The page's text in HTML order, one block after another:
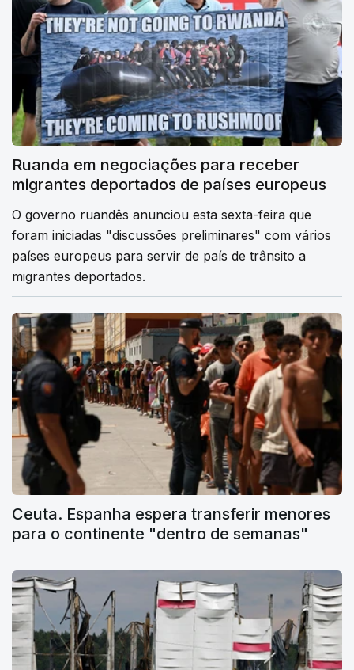
Ruanda em negociações para receber
migrantes deportados de países europeus
O governo ruandês anunciou esta sexta-feira que
foram iniciadas "discussões preliminares" com vários
países europeus para servir de país de trânsito a
migrantes deportados.
Ceuta. Espanha espera transferir menores
para o continente "dentro de semanas"